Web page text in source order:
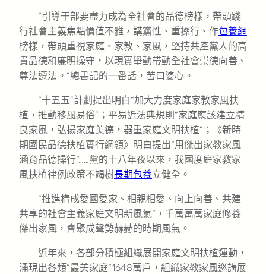
“引導干部要盡力成為全社會的品德榜樣，帶頭踐
行社會主義焦點價值不雅，講黨性、重操行、作包養網
榜樣，帶頭重視家庭、家教、家風，堅持共產黨人的高
貴品德和廉明操守，以現實舉動帶動全社會崇德向善、
尊法遵法。”總書記的一番話，苦口婆心。
“十五五”計劃提出明白“加大力度家庭家教家風扶
植，推動移風易俗”；平易近法典規則“家庭應該建立精
良家風，弘揚家庭美德，器重家庭文明扶植”；《新時
期國民品德扶植實行綱領》明白提出“用傑出家教家風
涵育品德操行”……黨的十八年夜以來，我國度庭家教家
風扶植律例政策不竭樹長期包養立健全。
“推進構成愛國愛家、相親相愛、向上向善、共建
共享的社會主義家庭文明新風氣”，千萬萬萬家庭修養
傑出家風，會聚成聲勢赫赫的時期風氣。
近年來，各部分積極組織展開家庭文明扶植運動，
涌現出各類“最美家庭”1648萬戶，組織家教家風巡講展